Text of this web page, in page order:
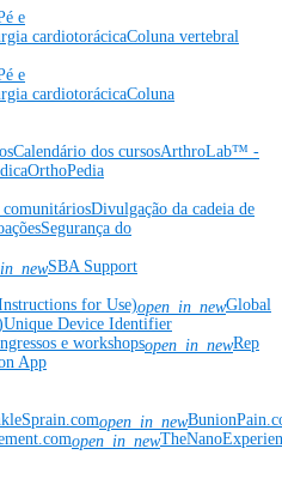
e
cardiotorácicaColuna vertebral
e
cardiotorácicaColuna
Calendário dos cursosArthroLab™ -
OrthoPedia
comunitáriosDivulgação da cadeia de
Segurança do
SBA Support
for Use)open_in_newGlobal
Unique Device Identifier
e workshopsopen_in_newRep
App
open_in_new
open_in_new